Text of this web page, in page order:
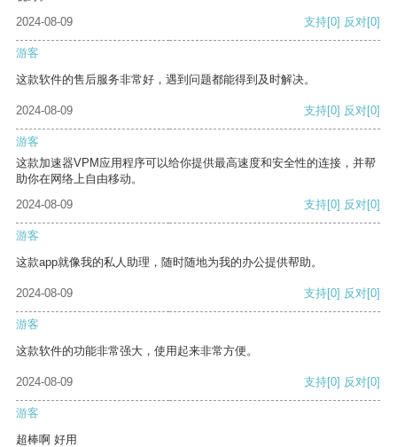
2024-08-09
支持[0] 反对[0]
游客
这款软件的售后服务非常好，遇到问题都能得到及时解决。
2024-08-09 支持[0] 反对[0]
游客
这款加速器VPM应用程序可以给你提供最高速度和安全性的连接，并帮
助你在网络上自由移动。
2024-08-09
支持[0] 反对[0]
游客
这款app就像我的私人助理，随时随地为我的办公提供帮助。
2024-08-09 支持[0] 反对[0]
游客
这款软件的功能非常强大，使用起来非常方便。
2024-08-09 支持[0] 反对[0]
游客
超棒啊 好用